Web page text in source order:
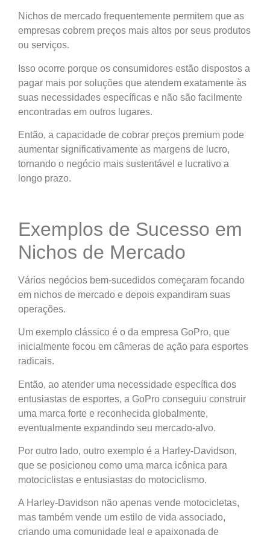
Nichos de mercado frequentemente permitem que as
empresas cobrem preços mais altos por seus produtos
ou serviços.
Isso ocorre porque os consumidores estão dispostos a
pagar mais por soluções que atendem exatamente às
suas necessidades específicas e não são facilmente
encontradas em outros lugares.
Então, a capacidade de cobrar preços premium pode
aumentar significativamente as margens de lucro,
tornando o negócio mais sustentável e lucrativo a
longo prazo.
Exemplos de Sucesso em
Nichos de Mercado
Vários negócios bem-sucedidos começaram focando
em nichos de mercado e depois expandiram suas
operações.
Um exemplo clássico é o da empresa GoPro, que
inicialmente focou em câmeras de ação para esportes
radicais.
Então, ao atender uma necessidade específica dos
entusiastas de esportes, a GoPro conseguiu construir
uma marca forte e reconhecida globalmente,
eventualmente expandindo seu mercado-alvo.
Por outro lado, outro exemplo é a Harley-Davidson,
que se posicionou como uma marca icônica para
motociclistas e entusiastas do motociclismo.
A Harley-Davidson não apenas vende motocicletas,
mas também vende um estilo de vida associado,
criando uma comunidade leal e apaixonada de